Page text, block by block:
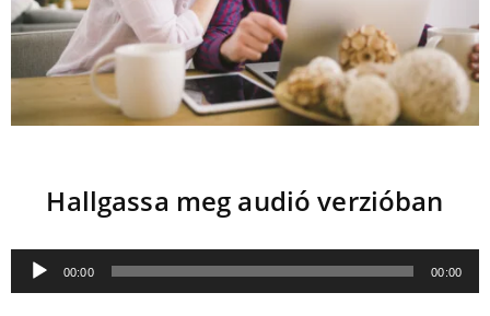
Hallgassa meg audió verzióban
Audió
lejátszó
00:00 00:00